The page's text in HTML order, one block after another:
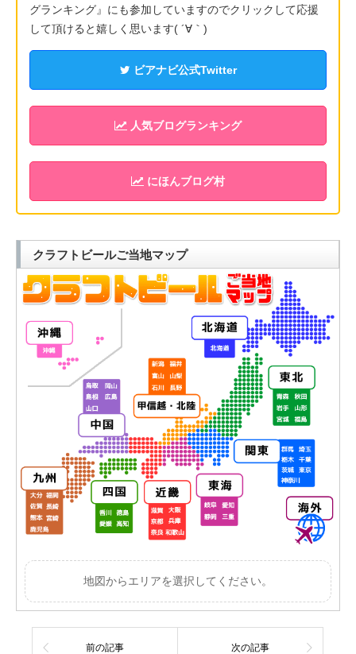
グランキング』にも参加していますのでクリックして応援
して頂けると嬉しく思います( ´∀｀)
ビアナビ公式Twitter
人気ブログランキング
にほんブログ村
クラフトビールご当地マップ
地図からエリアを選択してください。
前の記事 次の記事